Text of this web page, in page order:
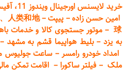
خرید لایسنس اورجینال ویندوز 11، آفیس 365
امین حسن زاده– پیپت–
人类和地
球
– موتور جستجوی کالا و خدمات
به یزد–بلیط هواپیما قشم به مشهد
امداد خودرو رامسر– ساعت جولیوس
ملک – فیلتر ساکورا – اقامت تمکن